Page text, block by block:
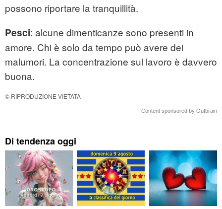
possono riportare la tranquillità.
Pesci: alcune dimenticanze sono presenti in
amore. Chi è solo da tempo può avere dei
malumori. La concentrazione sul lavoro è davvero
buona.
© RIPRODUZIONE VIETATA
Content sponsored by Outbrain
Di tendenza oggi